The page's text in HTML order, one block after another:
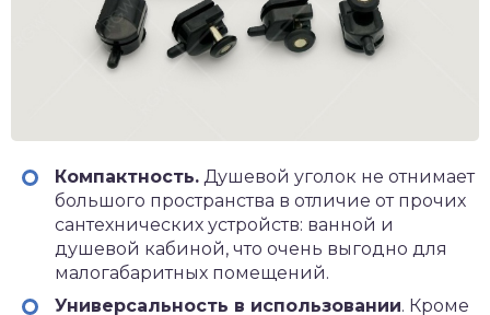
Компактность. Душевой уголок не отнимает
большого пространства в отличие от прочих
сантехнических устройств: ванной и
душевой кабиной, что очень выгодно для
малогабаритных помещений.
Универсальность в использовании. Кроме